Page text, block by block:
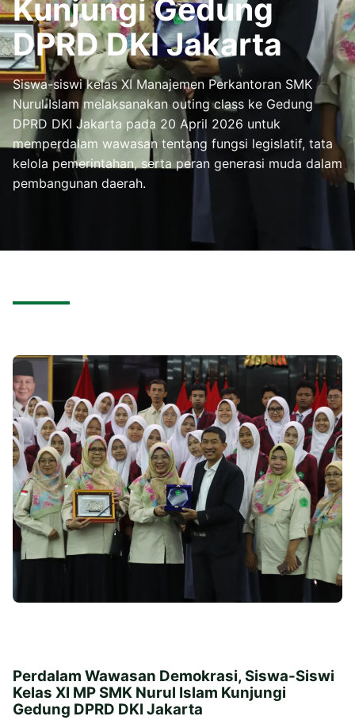
Kunjungi Gedung
DPRD DKI Jakarta
Siswa-siswi kelas XI Manajemen Perkantoran SMK
Nurul Islam melaksanakan outing class ke Gedung
DPRD DKI Jakarta pada 20 April 2026 untuk
memperdalam wawasan tentang fungsi legislatif, tata
kelola pemerintahan, serta peran generasi muda dalam
pembangunan daerah.
Perdalam Wawasan Demokrasi, Siswa-Siswi
Kelas XI MP SMK Nurul Islam Kunjungi
Gedung DPRD DKI Jakarta